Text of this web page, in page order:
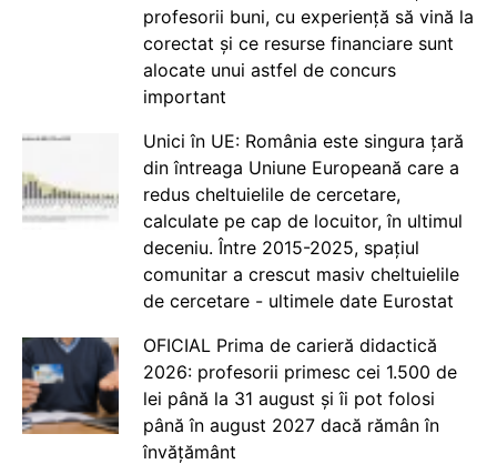
profesorii buni, cu experiență să vină la
corectat și ce resurse financiare sunt
alocate unui astfel de concurs
important
Unici în UE: România este singura țară
din întreaga Uniune Europeană care a
redus cheltuielile de cercetare,
calculate pe cap de locuitor, în ultimul
deceniu. Între 2015-2025, spațiul
comunitar a crescut masiv cheltuielile
de cercetare - ultimele date Eurostat
OFICIAL Prima de carieră didactică
2026: profesorii primesc cei 1.500 de
lei până la 31 august și îi pot folosi
până în august 2027 dacă rămân în
învățământ